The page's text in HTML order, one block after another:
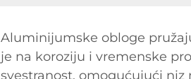
Aluminijumske obloge
je na koroziju i vremenske
svestranost, omogućujući niz